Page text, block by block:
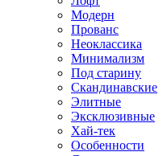
Модерн
Прованс
Неоклассика
Минимализм
Под старину
Скандинавские
Элитные
Эксклюзивные
Хай-тек
Особенности